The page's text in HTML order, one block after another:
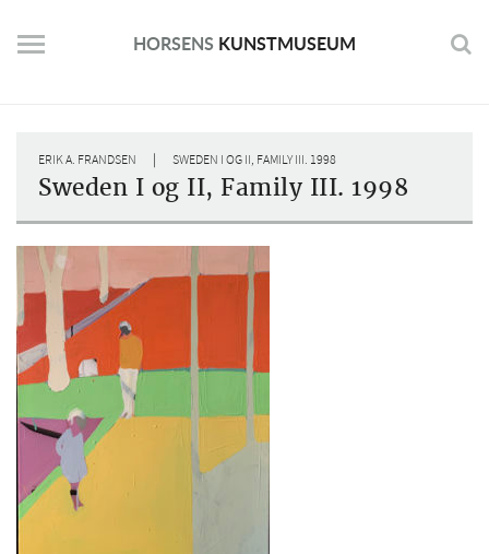
content
HORSENS KUNSTMUSEUM
ERIK A. FRANDSEN | SWEDEN I OG II, FAMILY III. 1998
Sweden I og II, Family III. 1998